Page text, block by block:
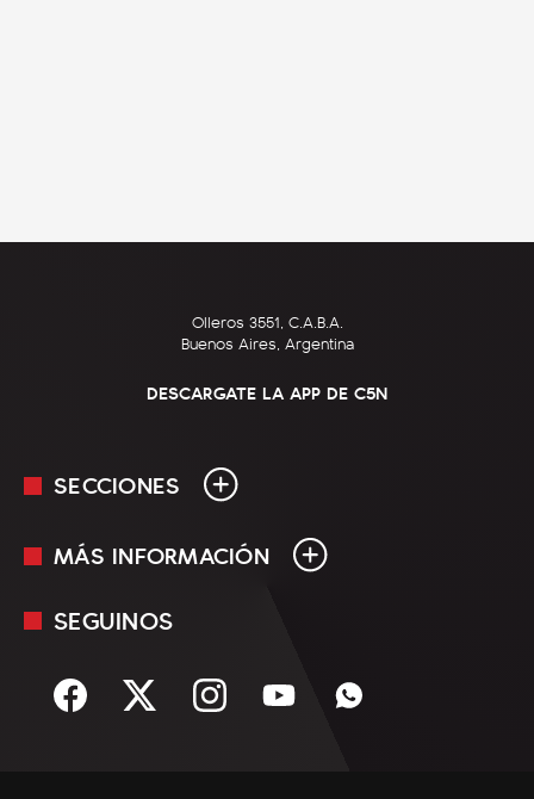
Olleros 3551, C.A.B.A.
Buenos Aires, Argentina
DESCARGATE LA APP DE C5N
SECCIONES
En Vivo
Sociedad
MÁS INFORMACIÓN
Mediakit
Términos y condiciones
SEGUINOS